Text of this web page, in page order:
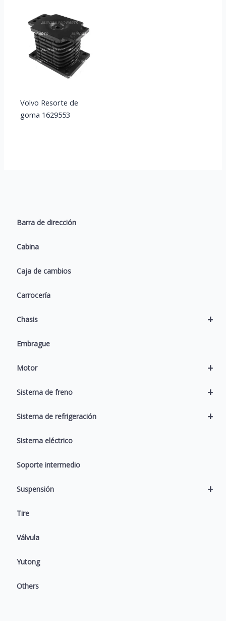
Barra de dirección
Cabina
Caja de cambios
Carrocería
+
Chasis
Embrague
+
Motor
+
Sistema de freno
+
Sistema de refrigeración
Sistema eléctrico
Soporte intermedio
+
Suspensión
Tire
Válvula
Yutong
Others
Volvo Resorte de
goma 1629553